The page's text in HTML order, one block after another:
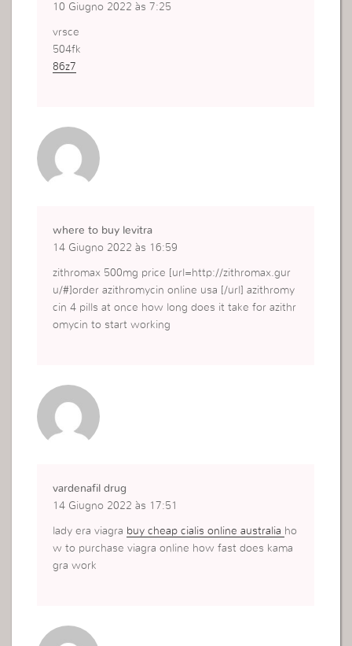
10 Giugno 2022 às 7:25
vrsce
504fk
86z7
where to buy levitra
14 Giugno 2022 às 16:59
zithromax 500mg price [url=http://zithromax.gur
u/#]order azithromycin online usa [/url] azithromy
cin 4 pills at once how long does it take for azithr
omycin to start working
vardenafil drug
14 Giugno 2022 às 17:51
lady era viagra buy cheap cialis online australia ho
w to purchase viagra online how fast does kama
gra work